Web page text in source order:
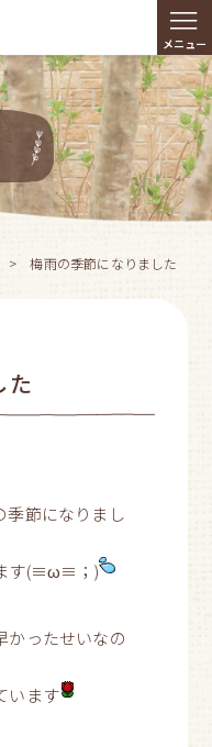
≡
メニュー
>梅雨の季節になりました
た
季節になりまし
す(≡ω≡；)
かったせいなの
います